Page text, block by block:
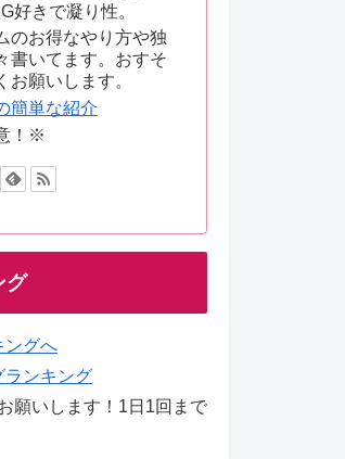
好きで凝り性。
のお得なやり方や独
書いてます。おすそ
お願いします。
簡単な紹介
！※
グ
グへ
ンキング
願いします！1日1回まで